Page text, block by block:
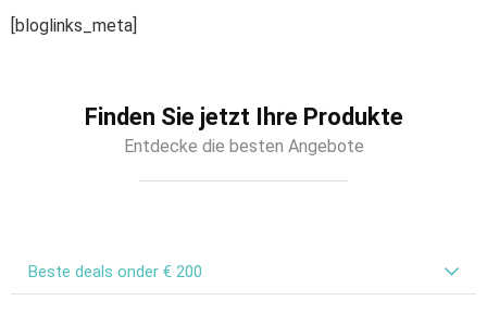
[bloglinks_meta]
Finden Sie jetzt Ihre Produkte
Entdecke die besten Angebote
Beste deals onder € 200